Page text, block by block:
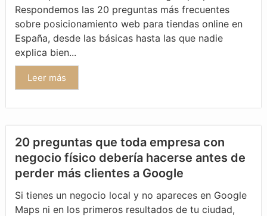
Respondemos las 20 preguntas más frecuentes
sobre posicionamiento web para tiendas online en
España, desde las básicas hasta las que nadie
explica bien...
Leer más
20 preguntas que toda empresa con
negocio físico debería hacerse antes de
perder más clientes a Google
Si tienes un negocio local y no apareces en Google
Maps ni en los primeros resultados de tu ciudad,